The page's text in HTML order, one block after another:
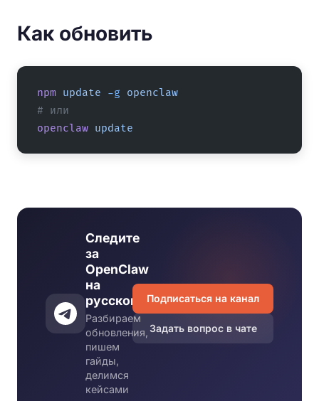
Как обновить
npm update -g openclaw
# или
openclaw update
Следите
за
OpenClaw
на
русском
Разбираем
обновления,
пишем
гайды,
делимся
кейсами
Подписаться на канал
Задать вопрос в чате